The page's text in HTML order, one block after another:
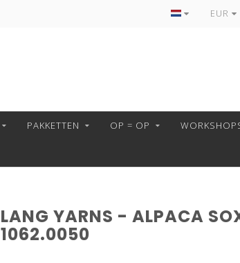
VEILIG BETALEN
EUR
PAKKETTEN OP = OP
LANG YARNS - ALPACA
1062.0050